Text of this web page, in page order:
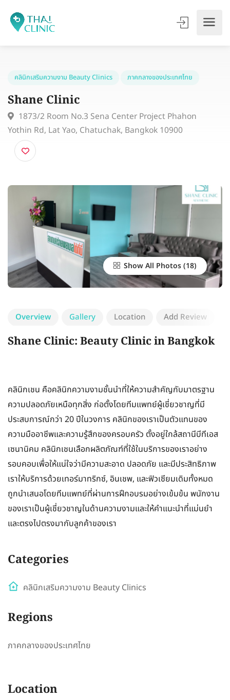
คลินิกเสริมความงาม Beauty Clinics
Shane Clinic
1873/2 Room No.3 Sena Center Project Phahon
Yothin Rd, Lat Yao, Chatuchak, Bangkok 10900
Show All Photos
Overview Gallery Location Add Review
Shane Clinic: Beauty Clinic in Bangkok
คลินิกเชน คือคลินิกความงามชั้นนำที่ให้ความสำคัญกับมาตรฐาน
ความปลอดภัยเหนือทุกสิ่ง ก่อตั้งโดยทีมแพทย์ผู้เชี่ยวชาญที่มี
ประสบการณ์กว่า 20 ปีในวงการ คลินิกของเราเป็นตัวแทนของ
ความมืออาชีพและความรู้สึกของครอบครัว ตั้งอยู่ใกล้สถานีบีทีเอส
เซนานิคม คลินิกเชนเลือกผลิตภัณฑ์ที่ใช้ในบริการของเราอย่าง
รอบคอบเพื่อให้แน่ใจว่ามีความสะอาด ปลอดภัย และมีประสิทธิภาพ
เราให้บริการด้วยเทอร์มาทริกซ์, อินเชพ, และฟิวเซียมเดิมทั้งหมด
ถูกนำเสนอโดยทีมแพทย์ที่ผ่านการฝึกอบรมอย่างเข้มข้น พนักงาน
ของเราเป็นผู้เชี่ยวชาญในด้านความงามและให้คำแนะนำที่แม่นยำ
และตรงไปตรงมากับลูกค้าของเรา
Categories
คลินิกเสริมความงาม Beauty Clinics
Regions
ภาคกลางของประเทศไทย
Location